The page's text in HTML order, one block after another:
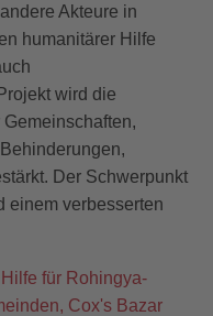
Akteure in
humanitärer Hilfe
wird die
Der Schwerpunkt
einem verbesserten
für Rohingya-
Cox's Bazar